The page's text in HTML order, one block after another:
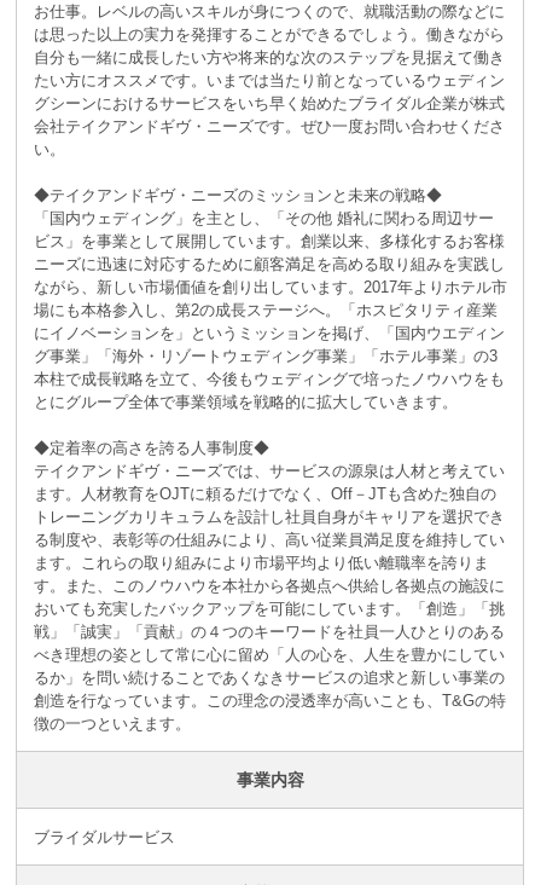
お仕事。レベルの高いスキルが身につくので、就職活動の際などに
は思った以上の実力を発揮することができるでしょう。働きながら
自分も一緒に成長したい方や将来的な次のステップを見据えて働き
たい方にオススメです。いまでは当たり前となっているウェディン
グシーンにおけるサービスをいち早く始めたブライダル企業が株式
会社テイクアンドギヴ・ニーズです。ぜひ一度お問い合わせくださ
い。
◆テイクアンドギヴ・ニーズのミッションと未来の戦略◆
「国内ウェディング」を主とし、「その他 婚礼に関わる周辺サー
ビス」を事業として展開しています。創業以来、多様化するお客様
ニーズに迅速に対応するために顧客満足を高める取り組みを実践し
ながら、新しい市場価値を創り出しています。2017年よりホテル市
場にも本格参入し、第2の成長ステージへ。「ホスピタリティ産業
にイノベーションを」というミッションを掲げ、「国内ウエディン
グ事業」「海外・リゾートウェディング事業」「ホテル事業」の3
本柱で成長戦略を立て、今後もウェディングで培ったノウハウをも
とにグループ全体で事業領域を戦略的に拡大していきます。
◆定着率の高さを誇る人事制度◆
テイクアンドギヴ・ニーズでは、サービスの源泉は人材と考えてい
ます。人材教育をOJTに頼るだけでなく、Off－JTも含めた独自の
トレーニングカリキュラムを設計し社員自身がキャリアを選択でき
る制度や、表彰等の仕組みにより、高い従業員満足度を維持してい
ます。これらの取り組みにより市場平均より低い離職率を誇りま
す。また、このノウハウを本社から各拠点へ供給し各拠点の施設に
おいても充実したバックアップを可能にしています。「創造」「挑
戦」「誠実」「貢献」の４つのキーワードを社員一人ひとりのある
べき理想の姿として常に心に留め「人の心を、人生を豊かにしてい
るか」を問い続けることであくなきサービスの追求と新しい事業の
創造を行なっています。この理念の浸透率が高いことも、T&Gの特
徴の一つといえます。
事業内容
ブライダルサービス